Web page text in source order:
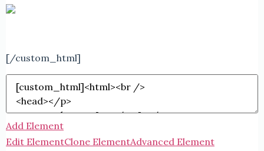
[/custom_html]
Add Element
Edit ElementClone ElementAdvanced Element